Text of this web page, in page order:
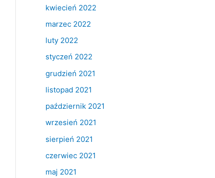
kwiecień 2022
marzec 2022
luty 2022
styczeń 2022
grudzień 2021
listopad 2021
październik 2021
wrzesień 2021
sierpień 2021
czerwiec 2021
maj 2021